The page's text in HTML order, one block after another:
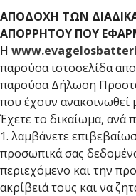
ΑΠΟΔΟΧΗ ΤΩΝ
ΑΠΟΡΡΗΤΟΥ ΠΟΥ
Η
παρούσα ιστοσελίδα
παρούσα Δήλωση
που έχουν ανακοινωθεί
Έχετε το δικαίωμα, ανά
1. λαμβάνετε
προσωπικά σας
περιεχόμενο και την
ακρίβειά τους και να